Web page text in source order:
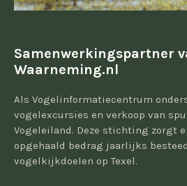
Samenwerkingspartner
Waarneming.nl
Als Vogelinformatiecentrum
vogelexcursies en verkoop van
Vogeleiland. Deze stichting zorgt
opgehaald bedrag jaarlijks
vogelkijkdoelen op Texel.